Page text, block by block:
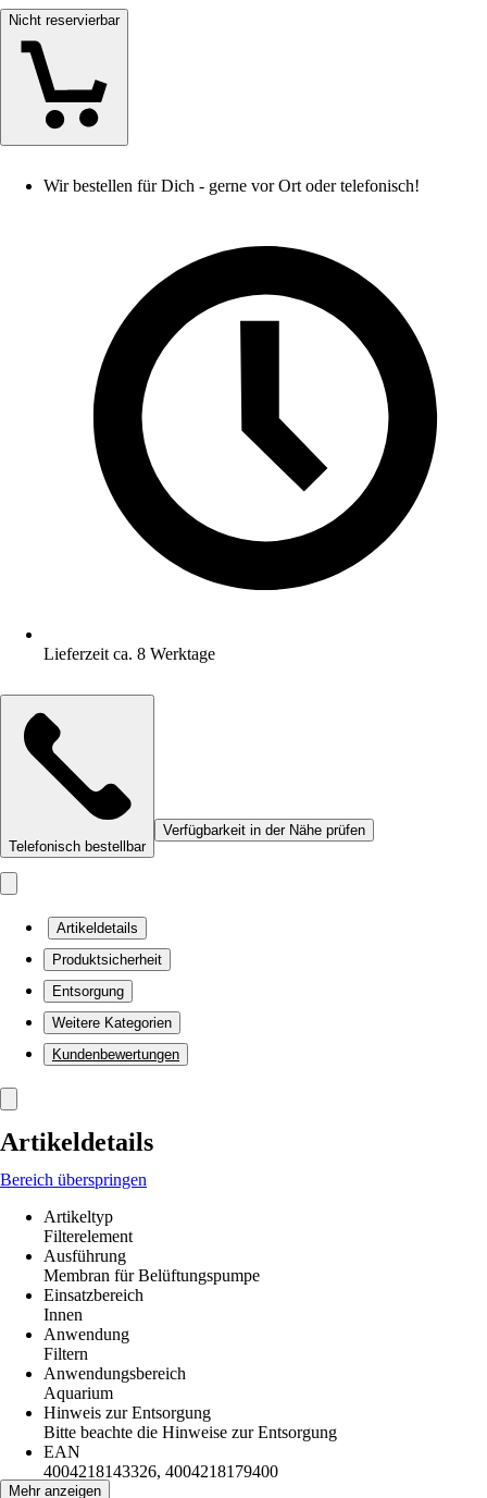
Nicht reservierbar
Wir bestellen für Dich - gerne vor Ort oder telefonisch!
Lieferzeit ca. 8 Werktage
Telefonisch bestellbar
Verfügbarkeit in der Nähe prüfen
Artikeldetails
Produktsicherheit
Entsorgung
Weitere Kategorien
Kundenbewertungen
Artikeldetails
Bereich überspringen
Artikeltyp
Filterelement
Ausführung
Membran für Belüftungspumpe
Einsatzbereich
Innen
Anwendung
Filtern
Anwendungsbereich
Aquarium
Hinweis zur Entsorgung
Bitte beachte die Hinweise zur Entsorgung
EAN
4004218143326, 4004218179400
Mehr anzeigen